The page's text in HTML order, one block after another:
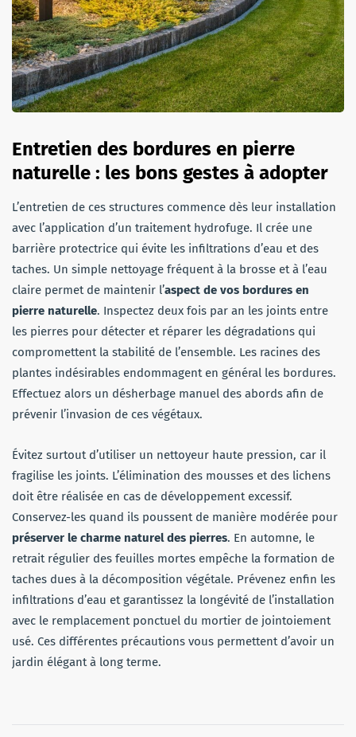
Entretien des bordures en pierre
naturelle : les bons gestes à adopter
L’entretien de ces structures commence dès leur installation
avec l’application d’un traitement hydrofuge. Il crée une
barrière protectrice qui évite les infiltrations d’eau et des
taches. Un simple nettoyage fréquent à la brosse et à l’eau
claire permet de maintenir l’aspect de vos bordures en
pierre naturelle. Inspectez deux fois par an les joints entre
les pierres pour détecter et réparer les dégradations qui
compromettent la stabilité de l’ensemble. Les racines des
plantes indésirables endommagent en général les bordures.
Effectuez alors un désherbage manuel des abords afin de
prévenir l’invasion de ces végétaux.
Évitez surtout d’utiliser un nettoyeur haute pression, car il
fragilise les joints. L’élimination des mousses et des lichens
doit être réalisée en cas de développement excessif.
Conservez-les quand ils poussent de manière modérée pour
préserver le charme naturel des pierres. En automne, le
retrait régulier des feuilles mortes empêche la formation de
taches dues à la décomposition végétale. Prévenez enfin les
infiltrations d’eau et garantissez la longévité de l’installation
avec le remplacement ponctuel du mortier de jointoiement
usé. Ces différentes précautions vous permettent d’avoir un
jardin élégant à long terme.